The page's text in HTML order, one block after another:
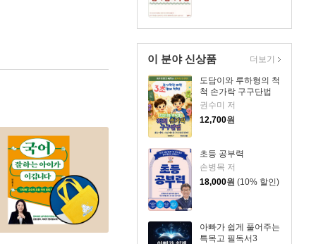
이 분야 신상품
도담이와 루하형의 척
척 손가락 구구단법
권수미 저
12,700원
초등 공부력
손병목 저
18,000원 (10% 할인)
아빠가 쉽게 풀어주는
특목고 필독서3
더보기